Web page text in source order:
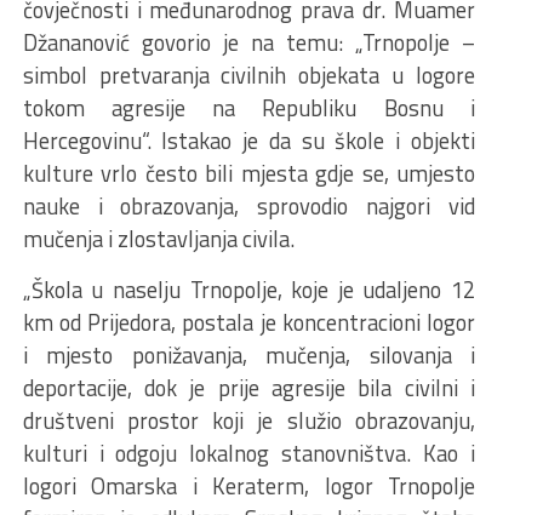
čovječnosti i međunarodnog prava dr. Muamer
Džananović govorio je na temu: „Trnopolje –
simbol pretvaranja civilnih objekata u logore
tokom agresije na Republiku Bosnu i
Hercegovinu“. Istakao je da su škole i objekti
kulture vrlo često bili mjesta gdje se, umjesto
nauke i obrazovanja, sprovodio najgori vid
mučenja i zlostavljanja civila.
„Škola u naselju Trnopolje, koje je udaljeno 12
km od Prijedora, postala je koncentracioni logor
i mjesto ponižavanja, mučenja, silovanja i
deportacije, dok je prije agresije bila civilni i
društveni prostor koji je služio obrazovanju,
kulturi i odgoju lokalnog stanovništva. Kao i
logori Omarska i Keraterm, logor Trnopolje